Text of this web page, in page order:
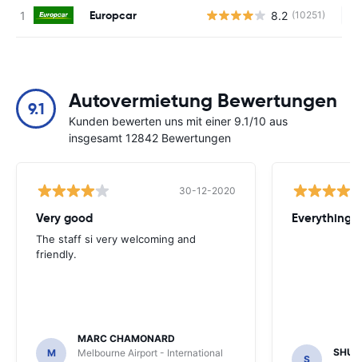
Europcar 8.2 (10251)
9.1 Autovermietung Bewertungen
Kunden bewerten uns mit einer 9.1/10 aus
insgesamt 12842 Bewertungen
30-12-2020
Very good
The staff si very welcoming and
friendly.
M
MARC CHAMONARD
Melbourne Airport - International
Everything
S